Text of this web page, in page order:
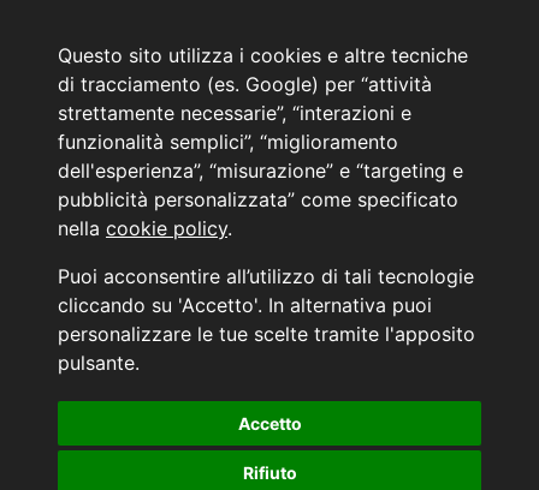
Questo sito utilizza i cookies e altre tecniche
di tracciamento (es. Google) per “attività
strettamente necessarie”, “interazioni e
funzionalità semplici”, “miglioramento
dell'esperienza”, “misurazione” e “targeting e
pubblicità personalizzata” come specificato
nella cookie policy.
Puoi acconsentire all’utilizzo di tali tecnologie
cliccando su 'Accetto'. In alternativa puoi
personalizzare le tue scelte tramite l'apposito
pulsante.
Accetto
Rifiuto
Menù
L'azienda
Hyundai Business Center
Orari di apertura e chiusura
Contattaci
Convenzioni Hyundai
Informativa sulla Privacy
INFORMATIVA AI SENSI DELL'ART. 79 DEL REG. IVASS n° 40/2018
Aggiorna le tue preferenze di consenso alle tecnologie di tracciamento.